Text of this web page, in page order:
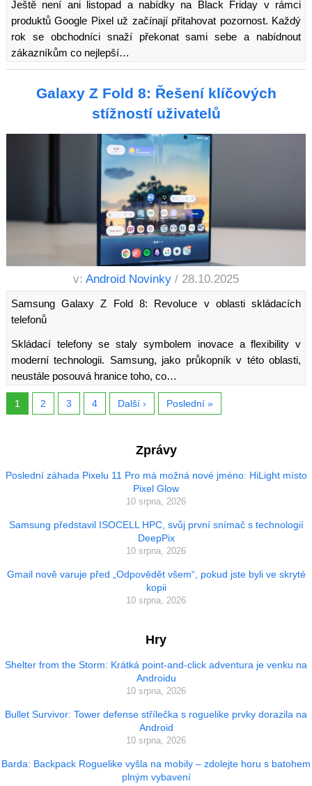
Ještě není ani listopad a nabídky na Black Friday v rámci
produktů Google Pixel už začínají přitahovat pozornost. Každý
rok se obchodníci snaží překonat sami sebe a nabídnout
zákazníkům co nejlepší…
Galaxy Z Fold 8: Řešení klíčových
stížností uživatelů
v: Android Novinky / 28.10.2025
Samsung Galaxy Z Fold 8: Revoluce v oblasti skládacích
telefonů
Skládací telefony se staly symbolem inovace a flexibility v
moderní technologii. Samsung, jako průkopník v této oblasti,
neustále posouvá hranice toho, co…
1 2 3 4 Další › Poslední »
Zprávy
Poslední záhada Pixelu 11 Pro má možná nové jméno: HiLight místo
Pixel Glow
10 srpna, 2026
Samsung představil ISOCELL HPC, svůj první snímač s technologií
DeepPix
10 srpna, 2026
Gmail nově varuje před „Odpovědět všem“, pokud jste byli ve skryté
kopii
10 srpna, 2026
Hry
Shelter from the Storm: Krátká point-and-click adventura je venku na
Androidu
10 srpna, 2026
Bullet Survivor: Tower defense střílečka s roguelike prvky dorazila na
Android
10 srpna, 2026
Barda: Backpack Roguelike vyšla na mobily – zdolejte horu s batohem
plným vybavení